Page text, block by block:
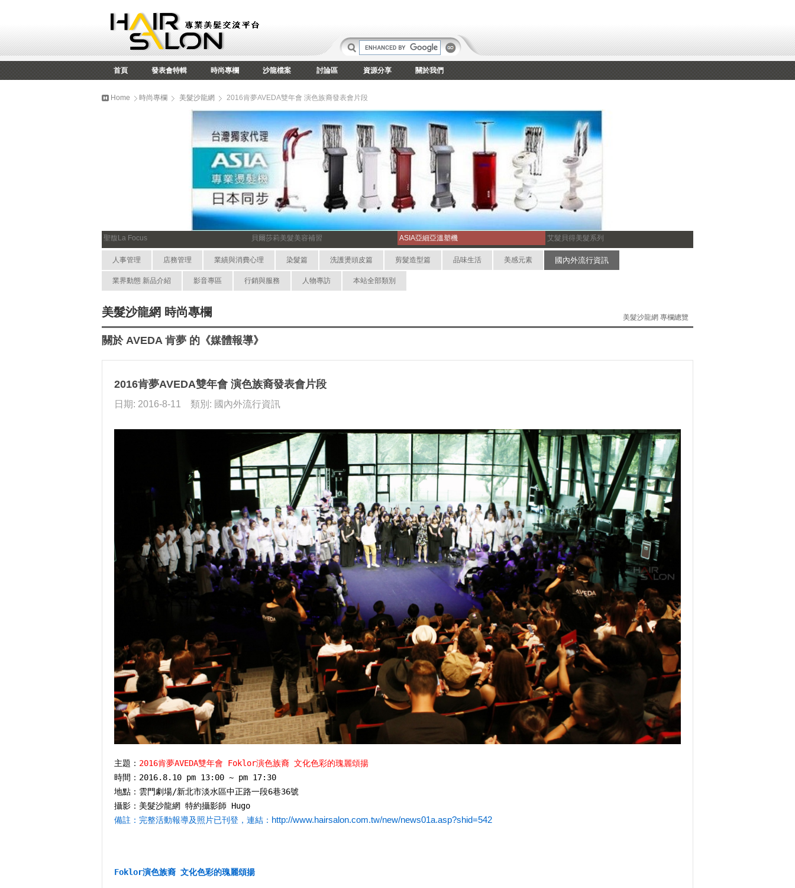
首頁 發表會特輯 時尚專欄 沙龍檔案 討論區 資源分享 關於我們
Home 時尚專欄 美髮沙龍網 2016肯夢AVEDA雙年會 演色族裔發表會片段
聖馥La Focus 貝爾莎莉美髮美容補習 ASIA亞細亞溫塑機 艾髮貝得美髮系列
人事管理 店務管理 業績與消費心理 染髮篇 洗護燙頭皮篇 剪髮造型篇 品味生活 美感元素 國內外流行資訊
業界動態 新品介紹 影音專區 行銷與服務 人物專訪 本站全部類別
美髮沙龍網 時尚專欄 美髮沙龍網 專欄總覽
關於 AVEDA 肯夢 的《媒體報導》
2016肯夢AVEDA雙年會 演色族裔發表會片段
日期: 2016-8-11 類別: 國內外流行資訊
主題： 2016肯夢AVEDA雙年會 Foklor演色族裔 文化色彩的瑰麗頌揚
時間：2016.8.10 pm 13:00 ~ pm 17:30
地點：雲門劇場/新北市淡水區中正路一段6巷36號
攝影：美髮沙龍網 特約攝影師 Hugo
備註：完整活動報導及照片已刊登，連結： http://www.hairsalon.com.tw/new/news01a.asp?shid=542
Foklor演色族裔 文化色彩的瑰麗頌揚